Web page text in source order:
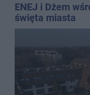
ENEJ i Dżem
święta miasta